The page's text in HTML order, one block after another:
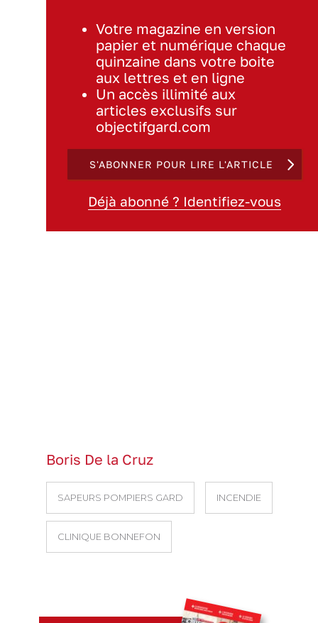
Votre magazine en version
papier et numérique chaque
quinzaine dans votre boite
aux lettres et en ligne
Un accès illimité aux
articles exclusifs sur
objectifgard.com
S'ABONNER POUR LIRE L'ARTICLE
Déjà abonné ? Identifiez-vous
Boris De la Cruz
SAPEURS POMPIERS GARD INCENDIE
CLINIQUE BONNEFON